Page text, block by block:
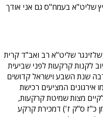
שליט"א בעמח"ס גם אני אודך
שליט"א רב ואב"ד קרית
לקנות קרקעות לפני שביעית
שנת השבע וישראל קדושים
אירגונים המציעים רכישת
מצות שמיטת קרקעות,
כ"ז ס"ק ז') דמכירת קרקע